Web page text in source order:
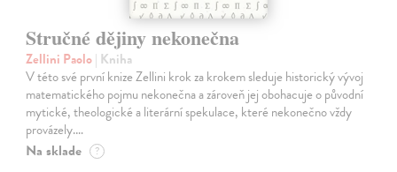
Stručné dějiny nekonečna
Zellini Paolo| Kniha
V této své první knize Zellini krok za krokem sleduje historický vývoj
matematického pojmu nekonečna a zároveň jej obohacuje o původní
mytické, theologické a literární spekulace, které nekonečno vždy
provázely.…
Na sklade ?